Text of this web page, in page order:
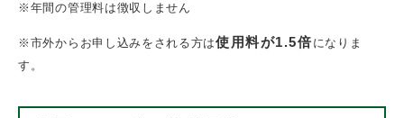
​※年間の管理料は徴収しません
※市外からお申し込みをされる方は使用料が1.5倍 になりま
す。